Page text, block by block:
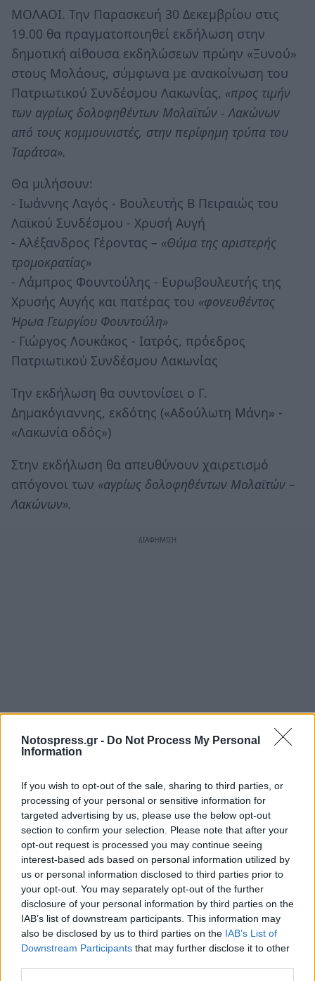
Notospress.gr - Do Not Process My Personal
Information
If you wish to opt-out of the sale, sharing to third parties, or
processing of your personal or sensitive information for
targeted advertising by us, please use the below opt-out
section to confirm your selection. Please note that after your
opt-out request is processed you may continue seeing
interest-based ads based on personal information utilized by
us or personal information disclosed to third parties prior to
your opt-out. You may separately opt-out of the further
disclosure of your personal information by third parties on the
IAB’s list of downstream participants. This information may
also be disclosed by us to third parties on the IAB’s List of
Downstream Participants that may further disclose it to other
ΜΟΛΑΟΙ. Την Παρασκευή 30 Δεκεμβρίου στις
19.00 θα πραγματοποιηθεί εκδήλωση στην
δημοτική αίθουσα εκδηλώσεων πρώην «Ξυνού»
στους Μολάους, σύμφωνα με ανακοίνωση του
Πατριωτικού Συνδέσμου Λακωνίας, «προς τιμήν
των αγρίως δολοφηθέντων Μολαϊτών - Λακώνων
από τους κομμουνιστές, στην περίφημη τρύπα του
Ταράτσα».
Θα μιλήσουν:
- Ιωάννης Λαγός - Βουλευτής Β Πειραιώς του
Λαϊκού Συνδέσμου - Χρυσή Αυγή
- Αλέξανδρος Γέροντας – «Θύμα της αριστερής
τρομοκρατίας»
- Λάμπρος Φουντούλης - Ευρωβουλευτής της
Χρυσής Αυγής και πατέρας του «φονευθέντος
Ήρωα Γεωργίου Φουντούλη»
- Γιώργος Λουκάκος - Ιατρός, πρόεδρος
Πατριωτικού Συνδέσμου Λακωνίας
Την εκδήλωση θα συντονίσει ο Γ.
Δημακόγιαννης, εκδότης («Αδούλωτη Μάνη» -
«Λακωνία οδός»)
Στην εκδήλωση θα απευθύνουν χαιρετισμό
απόγονοι των «αγρίως δολοφηθέντων Μολαϊτών –
Λακώνων».